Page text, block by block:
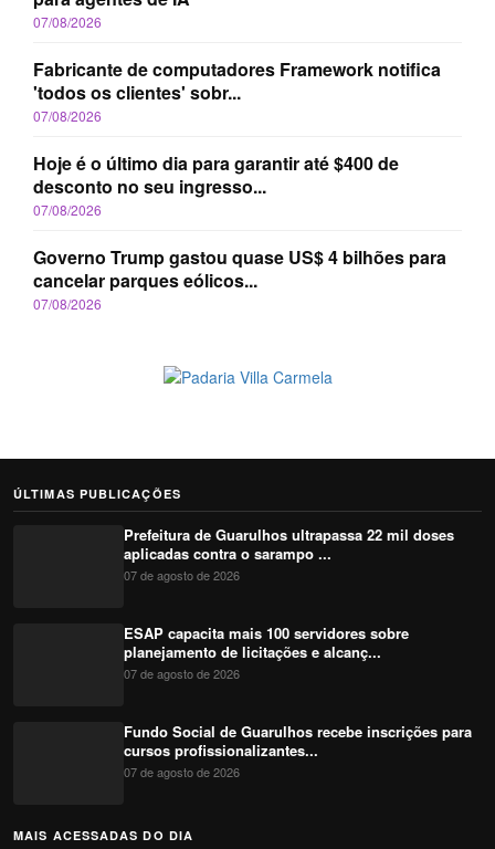
07/08/2026
Fabricante de computadores Framework notifica
'todos os clientes' sobr...
07/08/2026
Hoje é o último dia para garantir até $400 de
desconto no seu ingresso...
07/08/2026
Governo Trump gastou quase US$ 4 bilhões para
cancelar parques eólicos...
07/08/2026
ÚLTIMAS PUBLICAÇÕES
Prefeitura de Guarulhos ultrapassa 22 mil doses
aplicadas contra o sarampo ...
07 de agosto de 2026
ESAP capacita mais 100 servidores sobre
planejamento de licitações e alcanç...
07 de agosto de 2026
Fundo Social de Guarulhos recebe inscrições para
cursos profissionalizantes...
07 de agosto de 2026
MAIS ACESSADAS DO DIA